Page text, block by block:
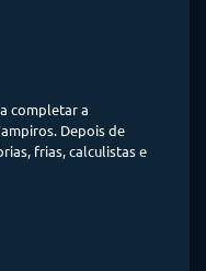
completar a
Depois de
frias, calculistas e